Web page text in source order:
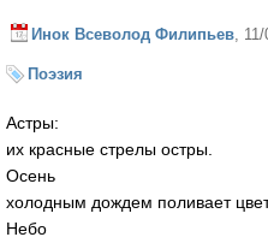
Инок Всеволод Филипьев ,
Поэзия
Астры:
их красные стрелы остры.
Осень
холодным дождем поливает
Небо